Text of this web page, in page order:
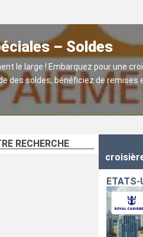
– Soldes
le large ! Embarquez pour une
des soldes, bénéficiez de
RECHERCHE
ÉTATS-